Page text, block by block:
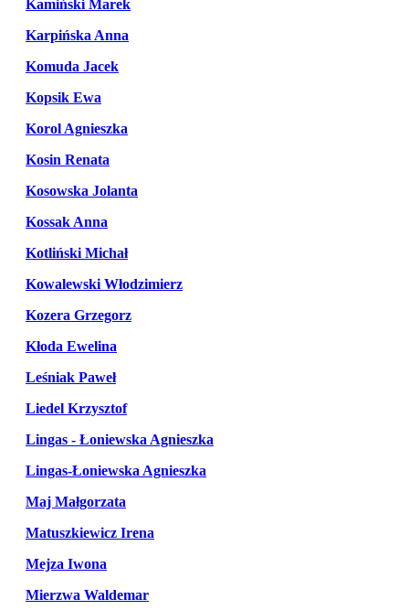
Kamiński Marek
Karpińska Anna
Komuda Jacek
Kopsik Ewa
Korol Agnieszka
Kosin Renata
Kosowska Jolanta
Kossak Anna
Kotliński Michał
Kowalewski Włodzimierz
Kozera Grzegorz
Kłoda Ewelina
Leśniak Paweł
Liedel Krzysztof
Lingas - Łoniewska Agnieszka
Lingas-Łoniewska Agnieszka
Maj Małgorzata
Matuszkiewicz Irena
Mejza Iwona
Mierzwa Waldemar